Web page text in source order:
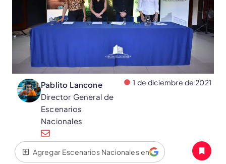
Pablito Lancone
Director General de
Escenarios
Nacionales
1 de diciembre de 2021
Agregar Escenarios Nacionales en